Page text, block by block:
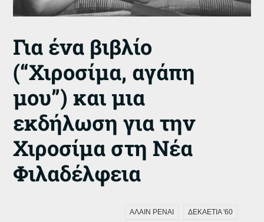
Για ένα βιβλίο
(“Χιροσίμα, αγάπη
μου”) και μια
εκδήλωση για την
Χιροσίμα στη Νέα
Φιλαδέλφεια
ΑΛΑΙΝ ΡΕΝΑΙ
ΔΕΚΑΕΤΙΑ '60